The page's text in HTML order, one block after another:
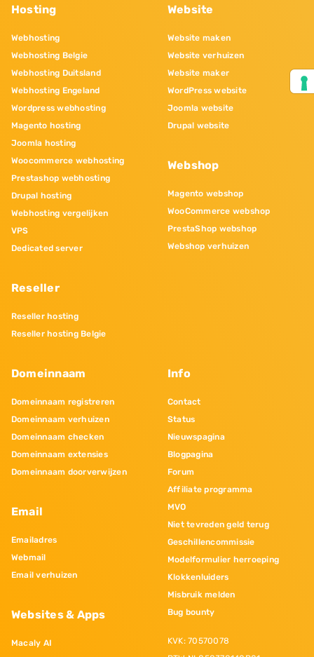
Hosting
Webhosting
Webhosting Belgie
Webhosting Duitsland
Webhosting Engeland
Wordpress webhosting
Magento hosting
Joomla hosting
Woocommerce webhosting
Prestashop webhosting
Drupal hosting
Webhosting vergelijken
VPS
Dedicated server
Reseller
Reseller hosting
Reseller hosting Belgie
Website
Website maken
Website verhuizen
Website maker
WordPress website
Joomla website
Drupal website
Webshop
Magento webshop
WooCommerce webshop
PrestaShop webshop
Webshop verhuizen
Domeinnaam
Domeinnaam registreren
Domeinnaam verhuizen
Domeinnaam checken
Domeinnaam extensies
Domeinnaam doorverwijzen
Email
Emailadres
Webmail
Email verhuizen
Websites & Apps
Macaly AI
Info
Contact
Status
Nieuwspagina
Blogpagina
Forum
Affiliate programma
MVO
Niet tevreden geld terug
Geschillencommissie
Modelformulier herroeping
Klokkenluiders
Misbruik melden
Bug bounty
KVK: 70570078